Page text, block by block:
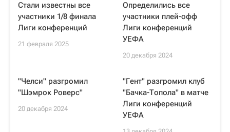
Стали известны все
участники 1/8 финала
Лиги конференций
21 февраля 2025
Определились все
участники плей-офф
Лиги конференций
УЕФА
20 декабря 2024
"Челси" разгромил
"Шэмрок Роверс"
20 декабря 2024
"Гент" разгромил клуб
"Бачка-Топола" в матче
Лиги конференций
УЕФА